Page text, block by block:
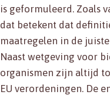
is geformuleerd. Zoals
dat betekent dat
maatregelen in de
Naast wetgeving voor
organismen zijn altijd
EU verordeningen. De